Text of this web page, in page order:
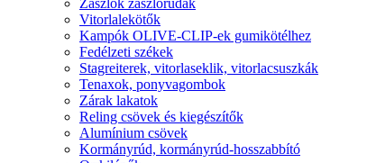
Vitorlalekötők
Kampók OLIVE-CLIP-ek gumikötélhez
Fedélzeti székek
Stagreiterek, vitorlaseklik, vitorlacsuszkák
Tenaxok, ponyvagombok
Zárak lakatok
Reling csövek és kiegészítők
Alumínium csövek
Kormányrúd, kormányrúd-hosszabbító